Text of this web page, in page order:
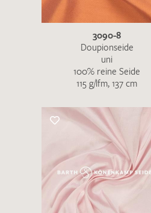
3090-8
Doupionseide
uni
100% reine Seide
115 g/lfm, 137 cm